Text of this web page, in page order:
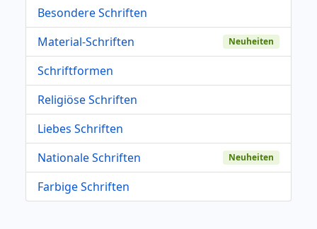
Besondere Schriften
Material-Schriften
Neuheiten
Schriftformen
Religiöse Schriften
Liebes Schriften
Nationale Schriften
Neuheiten
Farbige Schriften